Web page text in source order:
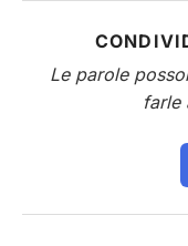
Le parole
farle